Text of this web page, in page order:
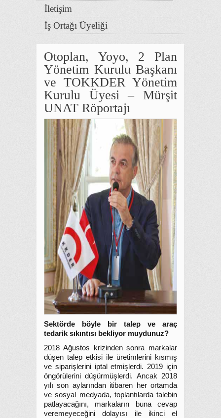
İletişim
İş Ortağı Üyeliği
Otoplan, Yoyo, 2 Plan
Yönetim Kurulu Başkanı
ve TOKKDER Yönetim
Kurulu Üyesi – Mürşit
UNAT Röportajı
Sektörde böyle bir talep ve araç
tedarik sıkıntısı bekliyor muydunuz?
2018 Ağustos krizinden sonra markalar
düşen talep etkisi ile üretimlerini kısmış
ve siparişlerini iptal etmişlerdi. 2019 için
öngörülerini düşürmüşlerdi. Ancak 2018
yılı son aylarından itibaren her ortamda
ve sosyal medyada, toplantılarda talebin
patlayacağını, markaların buna cevap
veremeyeceğini dolayısı ile ikinci el